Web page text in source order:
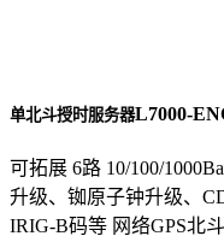
单北斗授时服务器L7000-
可拓展 6路 10/100/
升级、铷原子钟升级、
IRIG-B码等 网络GPS北